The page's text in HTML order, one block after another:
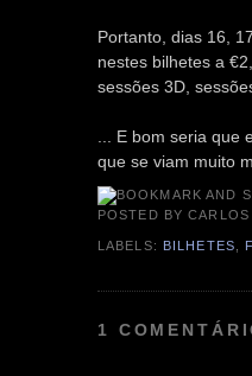
Portanto, dias 16,
nestes bilhetes a
sessões 3D,
... E bom seria
que se viam muito
POSTED BY
LABELS: BILHETES
1